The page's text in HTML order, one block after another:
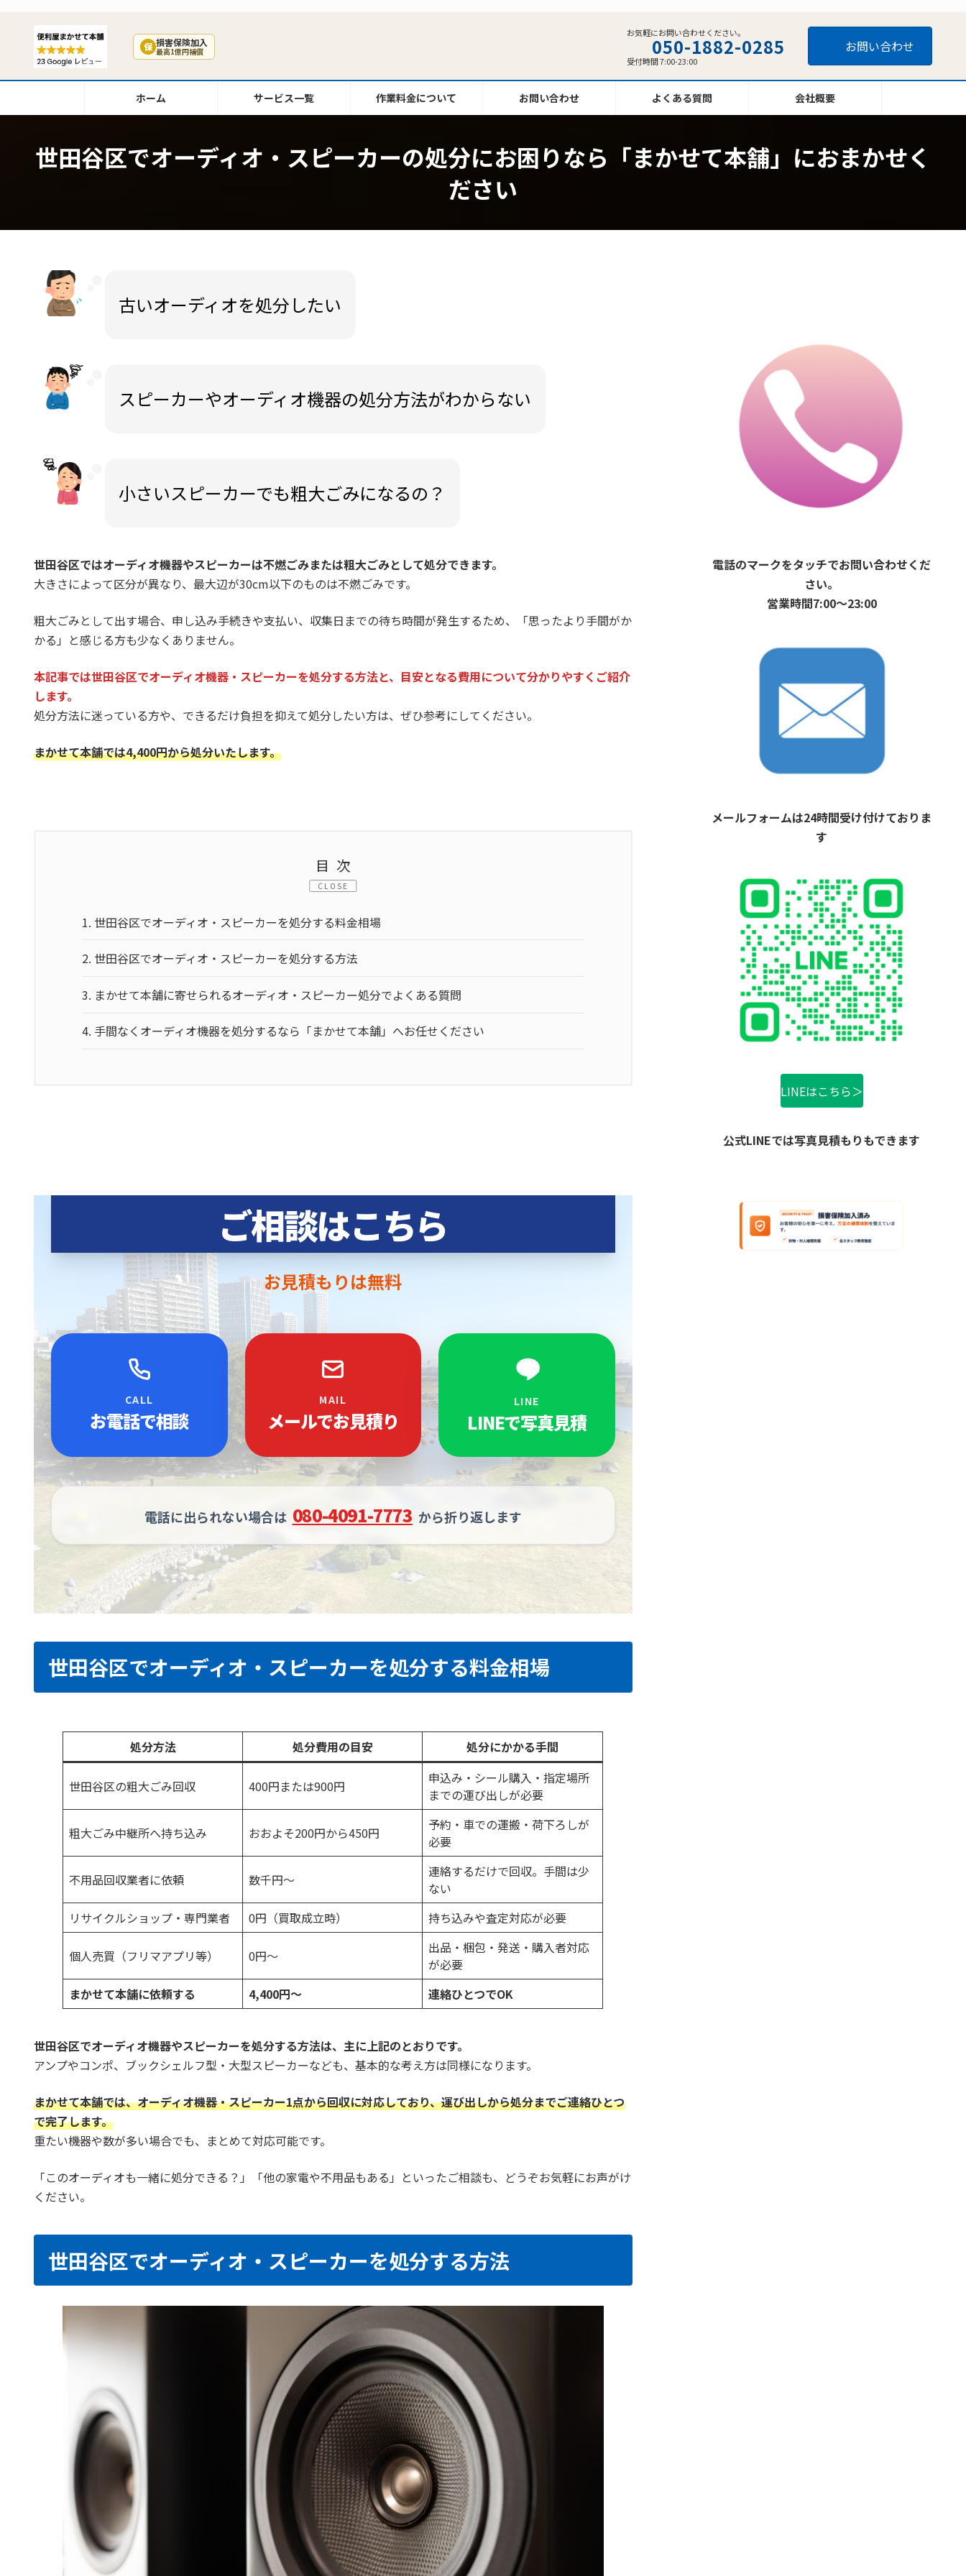
ツ
ス
シ
ン
保 損害保険加入
最高1億円補償
お気軽にお問い合わせください。
050-1882-0285
受付時間 7:00-23:00
お問い合わせ
ホーム サービス一覧 作業料金について お問い合わせ よくある質問 会社概要
世田谷区でオーディオ・スピーカーの処分にお困りなら「まかせて本舗」におまかせく
ださい
古いオーディオを処分したい
スピーカーやオーディオ機器の処分方法がわからない
小さいスピーカーでも粗大ごみになるの？
世田谷区ではオーディオ機器やスピーカーは不燃ごみまたは粗大ごみとして処分できます。
大きさによって区分が異なり、最大辺が30cm以下のものは不燃ごみです。
粗大ごみとして出す場合、申し込み手続きや支払い、収集日までの待ち時間が発生するため、「思ったより手間がか
かる」と感じる方も少なくありません。
本記事では世田谷区でオーディオ機器・スピーカーを処分する方法と、目安となる費用について分かりやすくご紹介
します。
処分方法に迷っている方や、できるだけ負担を抑えて処分したい方は、ぜひ参考にしてください。
まかせて本舗では4,400円から処分いたします。
目次
CLOSE
1. 世田谷区でオーディオ・スピーカーを処分する料金相場
2. 世田谷区でオーディオ・スピーカーを処分する方法
3. まかせて本舗に寄せられるオーディオ・スピーカー処分でよくある質問
4. 手間なくオーディオ機器を処分するなら「まかせて本舗」へお任せください
ご相談はこちら
お見積もりは無料
CALL
お電話で相談
MAIL
メールでお見積り
LINE
LINEで写真見積
電話に出られない場合は 080-4091-7773 から折り返します
世田谷区でオーディオ・スピーカーを処分する料金相場
処分方法 処分費用の目安 処分にかかる手間
世田谷区の粗大ごみ回収 400円または900円
申込み・シール購入・指定場所
までの運び出しが必要
粗大ごみ中継所へ持ち込み おおよそ200円から450円
予約・車での運搬・荷下ろしが
必要
不用品回収業者に依頼 数千円〜
連絡するだけで回収。手間は少
ない
リサイクルショップ・専門業者
0円（買取成立時） 持ち込みや査定対応が必要
個人売買（フリマアプリ等） 0円〜
出品・梱包・発送・購入者対応
が必要
まかせて本舗に依頼する
4,400円〜 連絡ひとつでOK
世田谷区でオーディオ機器やスピーカーを処分する方法は、主に上記のとおりです。
アンプやコンポ、ブックシェルフ型・大型スピーカーなども、基本的な考え方は同様になります。
まかせて本舗では、オーディオ機器・スピーカー1点から回収に対応しており、運び出しから処分までご連絡ひとつ
で完了します。
重たい機器や数が多い場合でも、まとめて対応可能です。
「このオーディオも一緒に処分できる？」「他の家電や不用品もある」といったご相談も、どうぞお気軽にお声がけ
ください。
世田谷区でオーディオ・スピーカーを処分する方法
電話のマークをタッチでお問い合わせくだ
さい。
営業時間7:00〜23:00
メールフォームは24時間受け付けておりま
す
LINEはこちら＞
公式LINEでは写真見積もりもできます